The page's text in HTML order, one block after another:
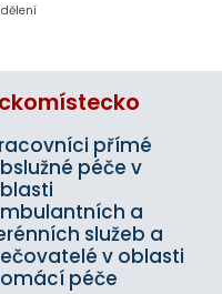
přímé
péče v
a
služeb a
v oblasti
péče